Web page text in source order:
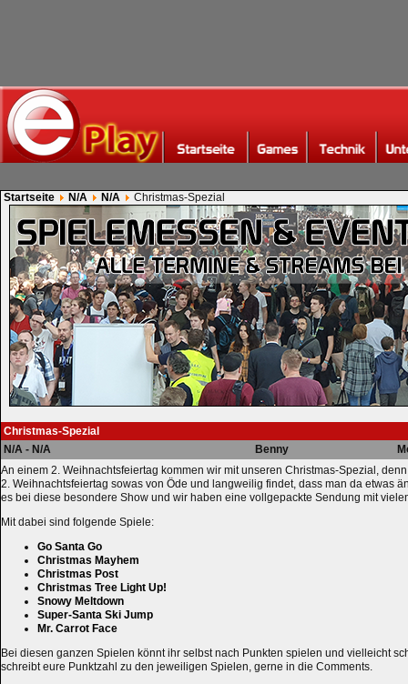
Startseite N/A N/A Christmas-Spezial
Christmas-Spezial
N/A - N/A
Benny
An einem 2. Weihnachtsfeiertag kommen wir mit unseren Christmas-Spezial,
2. Weihnachtsfeiertag sowas von Öde und langweilig findet, dass man da etwas
es bei diese besondere Show und wir haben eine vollgepackte Sendung mit
Mit dabei sind folgende Spiele:
Go Santa Go
Christmas Mayhem
Christmas Post
Christmas Tree Light Up!
Snowy Meltdown
Super-Santa Ski Jump
Mr. Carrot Face
Bei diesen ganzen Spielen könnt ihr selbst nach Punkten spielen und vielleicht
schreibt eure Punktzahl zu den jeweiligen Spielen, gerne in die Comments.